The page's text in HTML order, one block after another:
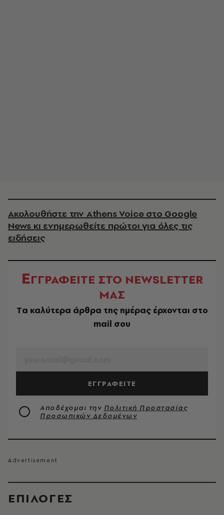
EΠΙΛΟΓΈΣ
Ακολουθήστε την Athens Voice στο Google
News κι ενημερωθείτε πρώτοι για όλες τις
ειδήσεις
ΕΓΓΡΑΦΕΙΤΕ ΣΤΟ NEWSLETTER
ΜΑΣ
Tα καλύτερα άρθρα της ημέρας έρχονται στο
mail σου
ΕΓΓΡΑΦΕΙΤΕ
Αποδέχομαι την Πολιτική Προστασίας
Προσωπικών Δεδομένων